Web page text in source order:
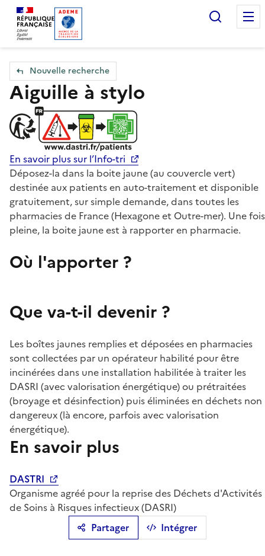
Accueil — Que Faire de mes objets & déchets
Nouvelle recherche
Aiguille à stylo
En savoir plus sur l’Info-tri
Partager Intégrer
Déposez-la dans la boite jaune (au couvercle vert)
destinée aux patients en auto-traitement et disponible
gratuitement, sur simple demande, dans toutes les
pharmacies de France (Hexagone et Outre-mer). Une fois
pleine, la boite jaune est à rapporter en pharmacie.
Où l'apporter ?
Que va-t-il devenir ?
Les boîtes jaunes remplies et déposées en pharmacies
sont collectées par un opérateur habilité pour être
incinérées dans une installation habilitée à traiter les
DASRI (avec valorisation énergétique) ou prétraitées
(broyage et désinfection) puis éliminées en déchets non
dangereux (là encore, parfois avec valorisation
énergétique).
En savoir plus
DASTRI
Organisme agréé pour la reprise des Déchets d'Activités
de Soins à Risques infectieux (DASRI)